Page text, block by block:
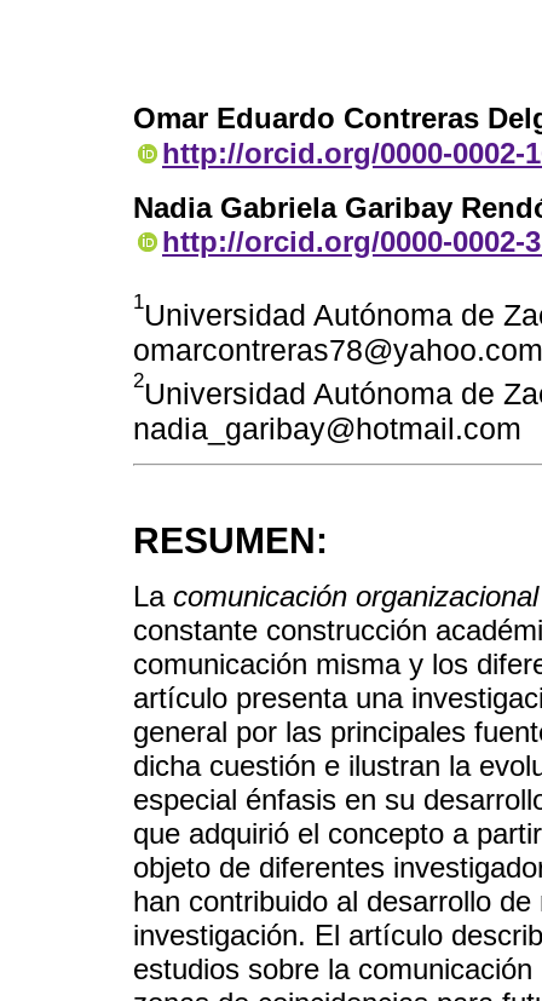
Omar Eduardo Contreras
http://orcid.org/0000-0002-
Nadia Gabriela Garibay
http://orcid.org/0000-0002-
1Universidad Autónoma de
omarcontreras78@yahoo.com
2Universidad Autónoma de
nadia_garibay@hotmail.com
RESUMEN:
La comunicación organizacional
constante construcción
comunicación misma y los
artículo presenta una
general por las principales
dicha cuestión e ilustran la
especial énfasis en su
que adquirió el concepto a
objeto de diferentes
han contribuido al desarrollo
investigación. El artículo
estudios sobre la